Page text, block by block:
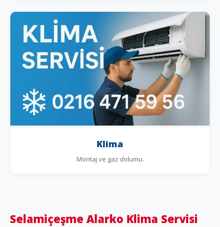
Klima
Montaj ve gaz dolumu.
Selamiçeşme Alarko Klima Servisi